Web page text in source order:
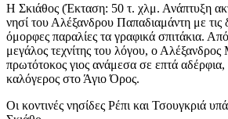
Η Σκιάθος (Έκταση: 50 τ. χλμ. Ανάπτυξη
νησί του Αλέξανδρου Παπαδιαμάντη με τις
όμορφες παραλίες τα γραφικά σπιτάκια.
μεγάλος τεχνίτης του λόγου, ο Αλέξανδρος
πρωτότοκος γιος ανάμεσα σε επτά αδέρφια,
καλόγερος στο Άγιο Όρος.
Οι κοντινές νησίδες Ρέπι και Τσουγκριά